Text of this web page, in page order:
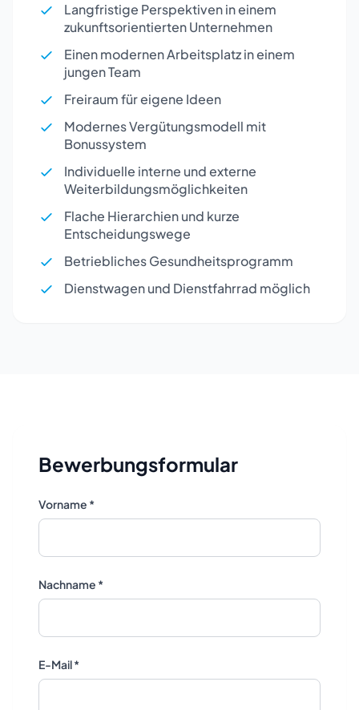
Langfristige Perspektiven in einem
zukunftsorientierten Unternehmen
Einen modernen Arbeitsplatz in einem
jungen Team
Freiraum für eigene Ideen
Modernes Vergütungsmodell mit
Bonussystem
Individuelle interne und externe
Weiterbildungsmöglichkeiten
Flache Hierarchien und kurze
Entscheidungswege
Betriebliches Gesundheitsprogramm
Dienstwagen und Dienstfahrrad möglich
Bewerbungsformular
Vorname *
Nachname *
E-Mail *